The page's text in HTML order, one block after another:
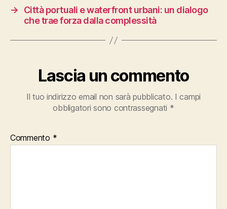
→
Città portuali e waterfront urbani: un dialogo
che trae forza dalla complessità
Lascia un commento
Il tuo indirizzo email non sarà pubblicato. I campi
obbligatori sono contrassegnati *
Commento *